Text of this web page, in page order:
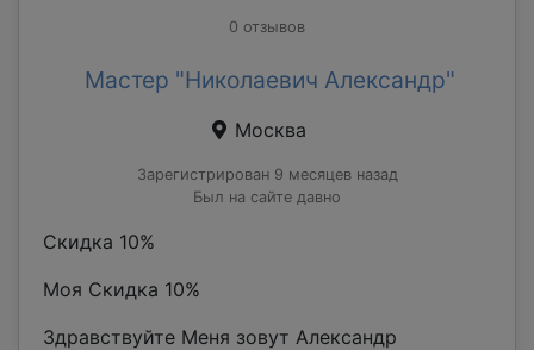
0 отзывов
Мастер "Николаевич Александр"
Москва
Зарегистрирован 9 месяцев назад
Был на сайте давно
Скидка 10%
Моя Скидка 10%
Здравствуйте Меня зовут Александр